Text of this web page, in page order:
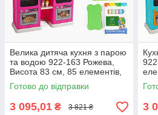
Велика дитяча кухня з парою
та водою 922-163 Рожева,
Висота 83 см, 85 елементів,
світлом і звуками
Готово до відправки
3 095,01 ₴ 3 821 ₴ 3